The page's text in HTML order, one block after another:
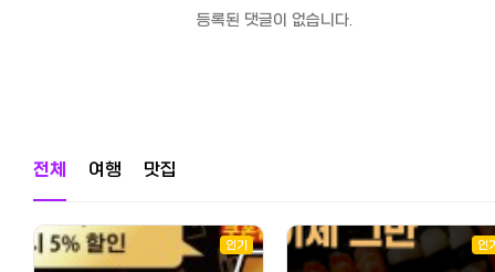
등록된 댓글이 없습니다.
전체 여행 맛집
인기 인